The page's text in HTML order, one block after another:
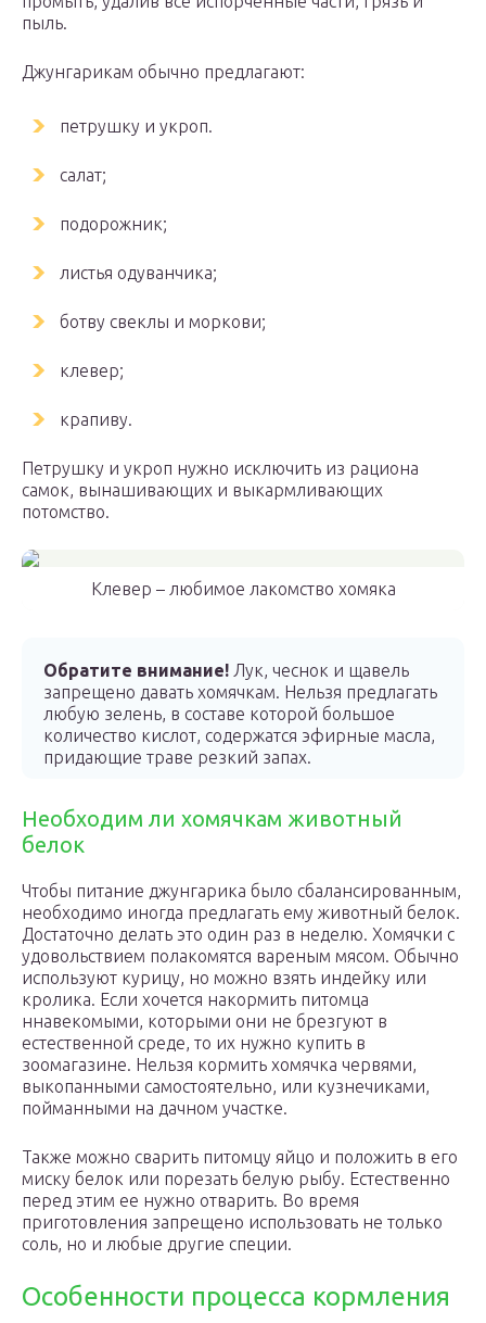
пыль.
Джунгарикам обычно предлагают:
петрушку и укроп.
салат;
подорожник;
листья одуванчика;
ботву свеклы и моркови;
клевер;
крапиву.
Петрушку и укроп нужно исключить из рациона
самок, вынашивающих и выкармливающих
потомство.
Клевер – любимое лакомство хомяка
Обратите внимание! Лук, чеснок и щавель
запрещено давать хомячкам. Нельзя предлагать
любую зелень, в составе которой большое
количество кислот, содержатся эфирные масла,
придающие траве резкий запах.
Необходим ли хомячкам животный
белок
Чтобы питание джунгарика было сбалансированным,
необходимо иногда предлагать ему животный белок.
Достаточно делать это один раз в неделю. Хомячки с
удовольствием полакомятся вареным мясом. Обычно
используют курицу, но можно взять индейку или
кролика. Если хочется накормить питомца
ннавекомыми, которыми они не брезгуют в
естественной среде, то их нужно купить в
зоомагазине. Нельзя кормить хомячка червями,
выкопанными самостоятельно, или кузнечиками,
пойманными на дачном участке.
Также можно сварить питомцу яйцо и положить в его
миску белок или порезать белую рыбу. Естественно
перед этим ее нужно отварить. Во время
приготовления запрещено использовать не только
соль, но и любые другие специи.
Особенности процесса кормления